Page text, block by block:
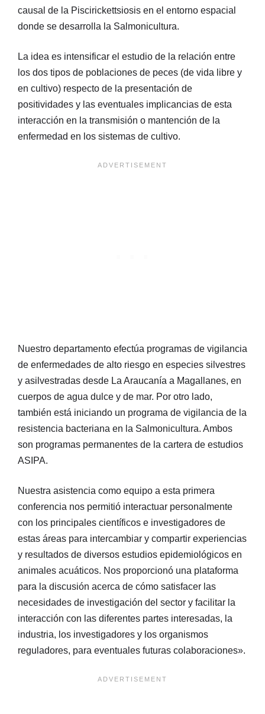
causal de la Piscirickettsiosis en el entorno espacial
donde se desarrolla la Salmonicultura.
La idea es intensificar el estudio de la relación entre
los dos tipos de poblaciones de peces (de vida libre y
en cultivo) respecto de la presentación de
positividades y las eventuales implicancias de esta
interacción en la transmisión o mantención de la
enfermedad en los sistemas de cultivo.
Nuestro departamento efectúa programas de vigilancia
de enfermedades de alto riesgo en especies silvestres
y asilvestradas desde La Araucanía a Magallanes, en
cuerpos de agua dulce y de mar. Por otro lado,
también está iniciando un programa de vigilancia de la
resistencia bacteriana en la Salmonicultura. Ambos
son programas permanentes de la cartera de estudios
ASIPA.
Nuestra asistencia como equipo a esta primera
conferencia nos permitió interactuar personalmente
con los principales científicos e investigadores de
estas áreas para intercambiar y compartir experiencias
y resultados de diversos estudios epidemiológicos en
animales acuáticos. Nos proporcionó una plataforma
para la discusión acerca de cómo satisfacer las
necesidades de investigación del sector y facilitar la
interacción con las diferentes partes interesadas, la
industria, los investigadores y los organismos
reguladores, para eventuales futuras colaboraciones».